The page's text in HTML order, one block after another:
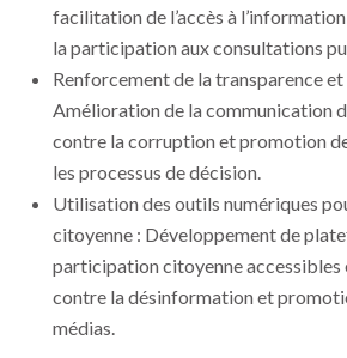
facilitation de l’accès à
la participation aux consultations
Renforcement de la transparence
Amélioration de la communication
contre la corruption et promotion
les processus de décision.
Utilisation des outils numériques
citoyenne : Développement de
participation citoyenne accessibles
contre la désinformation et
médias.